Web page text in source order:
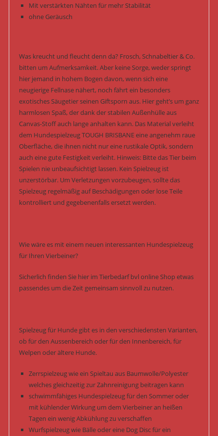
Mit verstärkten Nähten für mehr Stabilität
ohne Geräusch
Was kreucht und fleucht denn da? Frosch, Schnabeltier & Co.
bitten um Aufmerksamkeit. Aber keine Sorge, weder springt
hier jemand in hohem Bogen davon, wenn sich eine
neugierige Fellnase nähert, noch fährt ein besonders
exotisches Säugetier seinen Giftsporn aus. Hier geht’s um ganz
harmlosen Spaß, der dank der stabilen Außenhülle aus
Canvas-Stoff auch lange anhalten kann. Das Material verleiht
dem Hundespielzeug TOUGH BRISBANE eine angenehm raue
Oberfläche, die ihnen nicht nur eine rustikale Optik, sondern
auch eine gute Festigkeit verleiht. Hinweis: Bitte das Tier beim
Spielen nie unbeaufsichtigt lassen. Kein Spielzeug ist
unzerstörbar. Um Verletzungen vorzubeugen, sollte das
Spielzeug regelmäßig auf Beschädigungen oder lose Teile
kontrolliert und gegebenenfalls ersetzt werden.
Wie wäre es mit einem neuen interessanten Hundespielzeug
für Ihren Vierbeiner?
Sicherlich finden Sie hier im Tierbedarf bvl online Shop etwas
passendes um die Zeit gemeinsam sinnvoll zu nutzen.
Spielzeug für Hunde gibt es in den verschiedensten Varianten,
ob für den Aussenbereich oder für den Innenbereich, für
Welpen oder ältere Hunde.
Zerrspielzeug wie ein Spieltau aus Baumwolle/Polyester
welches gleichzeitig zur Zahnreinigung beitragen kann
schwimmfähiges Hundespielzeug für den Sommer oder
mit kühlender Wirkung um dem Vierbeiner an heißen
Tagen ein wenig Abkühlung zu verschaffen
Wurfspielzeug wie Bälle oder eine Dog Disc für ein